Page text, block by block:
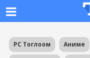
PC Тоглоом Аниме